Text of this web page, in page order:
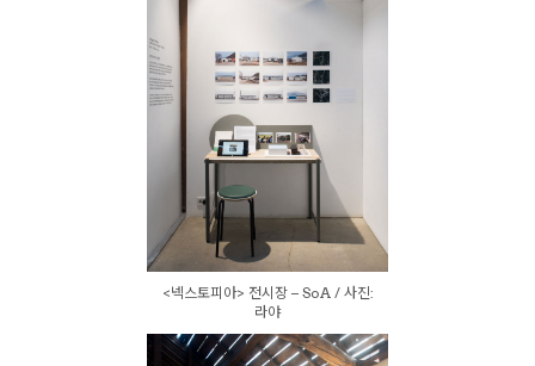
<넥스토피아> 전시장 – SoA / 사진:
라야